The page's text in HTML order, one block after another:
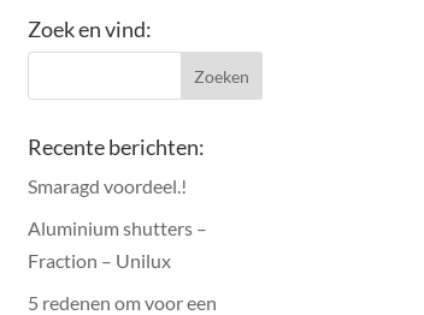
Zoek en vind:
Recente berichten:
Smaragd voordeel.!
Aluminium shutters –
Fraction – Unilux
5 redenen om voor een